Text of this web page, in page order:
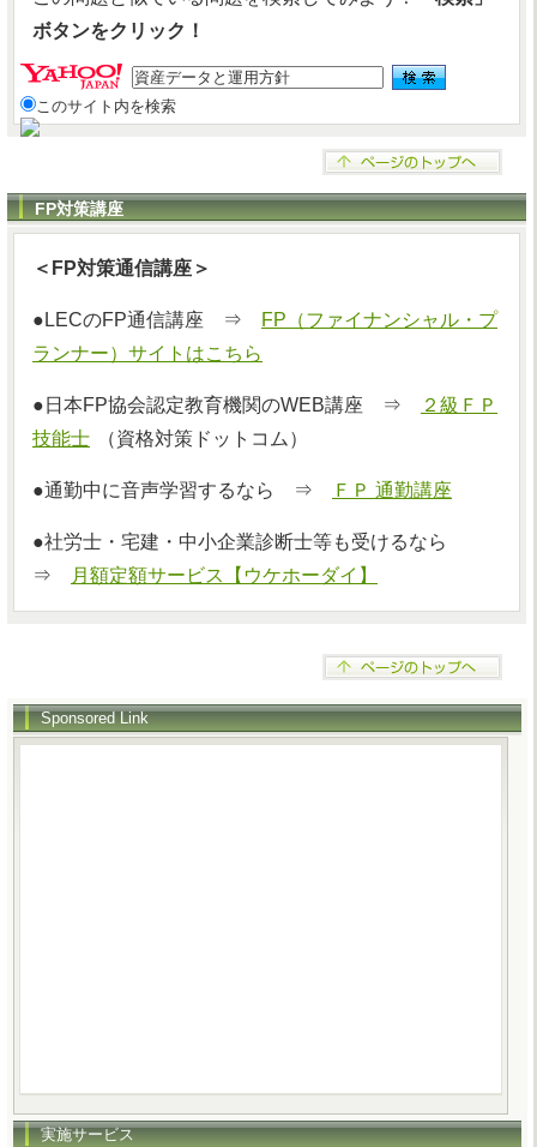
ボタンをクリック！
このサイト内を検索
FP対策講座
＜FP対策通信講座＞
●LECのFP通信講座 ⇒
FP（ファイナンシャル・プ
ランナー）サイトはこちら
●日本FP協会認定教育機関のWEB講座 ⇒
２級ＦＰ
技能士
（資格対策ドットコム）
●通勤中に音声学習するなら ⇒ ＦＰ 通勤講座
●社労士・宅建・中小企業診断士等も受けるなら
⇒
月額定額サービス【ウケホーダイ】
Sponsored Link
実施サービス